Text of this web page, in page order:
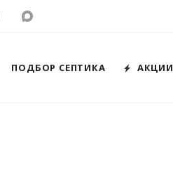
ПОДБОР СЕПТИКА АКЦИИ